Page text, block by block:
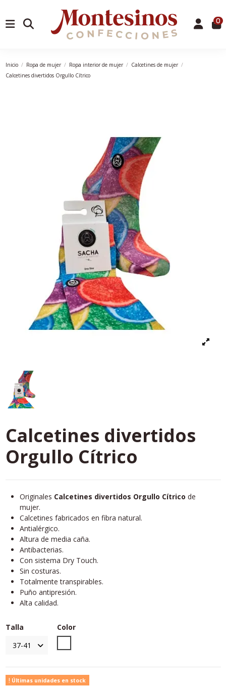
0
Inicio Ropa de mujer Ropa interior de mujer
Calcetines de mujer
Calcetines divertidos Orgullo Cítrico
Calcetines divertidos
Orgullo Cítrico
Originales Calcetines divertidos Orgullo Cítrico de
mujer.
Calcetines fabricados en fibra natural.
Antialérgico.
Altura de media caña.
Antibacterias.
Con sistema Dry Touch.
Sin costuras.
Totalmente transpirables.
Puño antipresión.
Alta calidad.
Talla
Color
Últimas unidades en stock